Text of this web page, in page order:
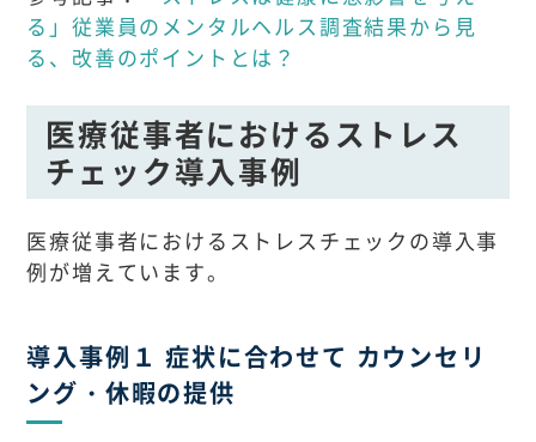
る」従業員のメンタルヘルス調査結果から見
る、改善のポイントとは？
医療従事者におけるストレス
チェック導入事例
医療従事者におけるストレスチェックの導入事
例が増えています。
導入事例１ 症状に合わせて カウンセリ
ング・休暇の提供